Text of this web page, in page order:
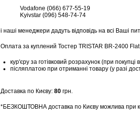
Vodafone (066) 677-55-19
Kyivstar (096) 548-74-74
і наші менеджери дадуть відповідь на всі Ваші
Оплата за куплений Тостер TRISTAR BR-2400
кур'єру за готівковий розрахунок (при покупці
післяплатою при отриманні товару (у разі
Доставка по Києву: 80 грн.
*БЕЗКОШТОВНА доставка по Києву можлива при